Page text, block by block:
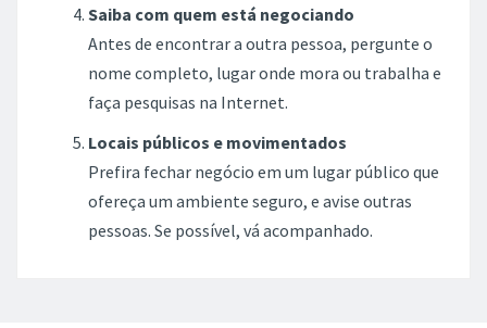
Saiba com quem está negociando
Antes de encontrar a outra pessoa, pergunte o
nome completo, lugar onde mora ou trabalha e
faça pesquisas na Internet.
Locais públicos e movimentados
Prefira fechar negócio em um lugar público que
ofereça um ambiente seguro, e avise outras
pessoas. Se possível, vá acompanhado.